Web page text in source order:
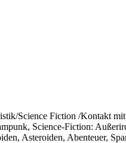
Science Fiction /Kontakt
Science-Fiction:
Asteroiden, Abenteuer,